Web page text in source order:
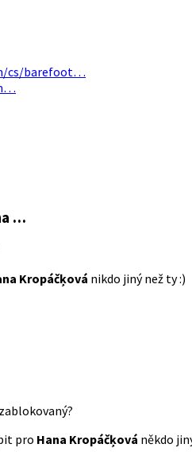
cs/barefoot…
…
Kropáčķová nikdo jiný než ty :)
zablokovaný?
pro Hana Kropáčķová někdo